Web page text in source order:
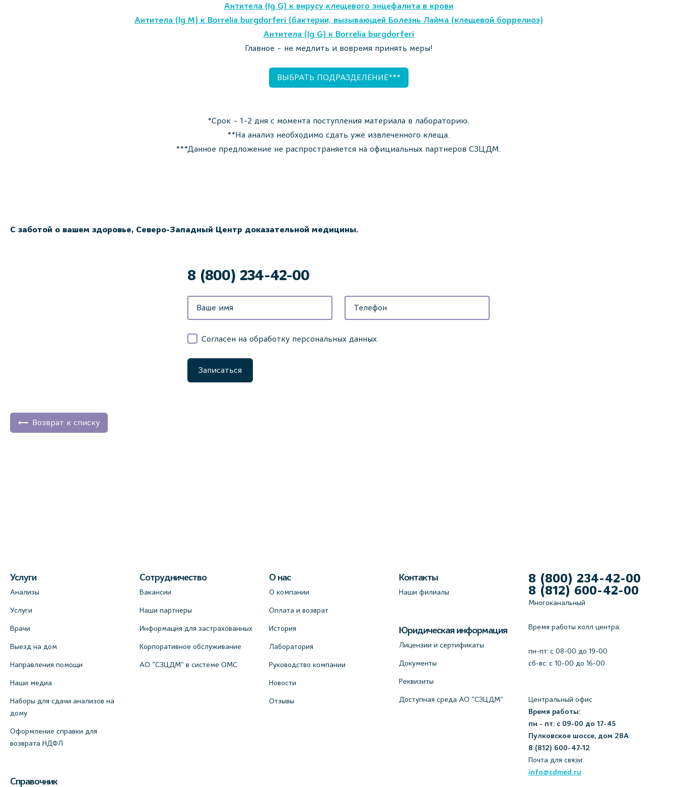
Антитела (Ig G) к вирусу клещевого энцефалита в крови
Антитела (Ig M) к Borrelia burgdorferi (бактерии, вызывающей Болезнь Лайма (клещевой боррелиоз)
Антитела (Ig G) к Borrelia burgdorferi
Главное - не медлить и вовремя принять меры!
ВЫБРАТЬ ПОДРАЗДЕЛЕНИЕ***
*Срок - 1-2 дня с момента поступления материала в лабораторию.
**На анализ необходимо сдать уже извлеченного клеща.
***Данное предложение не распространяется на официальных партнеров СЗЦДМ.
С заботой о вашем здоровье, Северо-Западный Центр доказательной медицины.
8 (800) 234-42-00
Согласен на обработку персональных данных
Записаться
Возврат к списку
Услуги
Анализы
Услуги
Врачи
Выезд на дом
Направления помощи
Наши медиа
Наборы для сдачи анализов на
дому
Оформление справки для
возврата НДФЛ
Справочник
Сотрудничество
Вакансии
Наши партнеры
Информация для застрахованных
Корпоративное обслуживание
АО "СЗЦДМ" в системе ОМС
О нас
О компании
Оплата и возврат
История
Лаборатория
Руководство компании
Новости
Отзывы
Контакты
Наши филиалы
Юридическая информация
Лицензии и сертификаты
Документы
Реквизиты
Доступная среда АО "СЗЦДМ"
8 (800) 234-42-00
8 (812) 600-42-00
Многоканальный
Время работы колл центра:
пн-пт: c 08-00 до 19-00
сб-вс: с 10-00 до 16-00
Центральный офис
Время работы:
пн - пт: с 09-00 до 17-45
Пулковское шоссе, дом 28А
8 (812) 600-47-12
Почта для связи:
info@cdmed.ru